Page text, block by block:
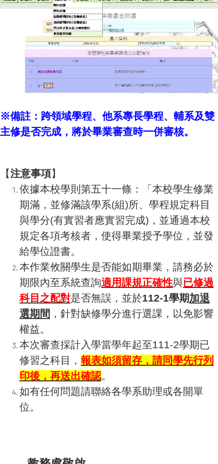
※備註：跨領域學程、他系專長學程、輔系及雙
主修是否完成，將於畢業審查時一併審核。
【注意事項】
依據本校學則第五十一條：「本校學生修業
期滿，並修滿該學系(組)所、學程規定科目
與學分(有實習者應實習完成)，並通過本校
規定各項考核者，使得畢業授予學位，並發
給學位證書。
本作業攸關學生是否能如期畢業，請務必於
期限內至系統查詢適用課規正確性與已修過
科目之配對是否無誤，並於112-1學期加退
選期間 ，針對缺修學分進行選課，以免影響
權益。
本次審查採計入學當學年起至111-2學期已
修習之科目， 報表如須留存，請同學先行列
印後，再送出確認。
如有任何問題請聯絡各學系助理或各開單
位。